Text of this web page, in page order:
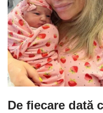
De fiecare dată